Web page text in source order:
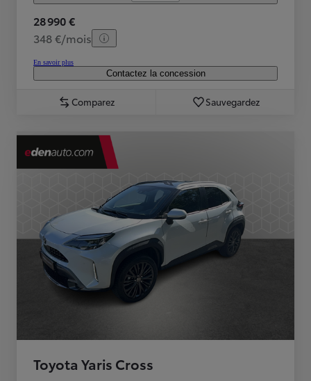
28 990 €
348 €/mois
En savoir plus
Contactez la concession
Comparez Sauvegardez
Toyota Yaris Cross